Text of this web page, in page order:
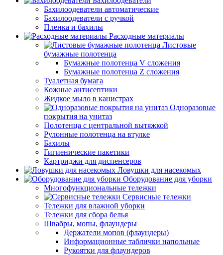
Бахилоодеватели автоматические
Бахилоодеватели с ручкой
Пленка и бахилы
Расходные материалы
Листовые
бумажные полотенца
Бумажные полотенца V сложения
Бумажные полотенца Z сложения
Туалетная бумага
Кожные антисептики
Жидкое мыло в канистрах
Одноразовые
покрытия на унитаз
Полотенца с центральной вытяжкой
Рулонные полотенца на втулке
Бахилы
Гигиенические пакетики
Картриджи для диспенсеров
Ловушки для насекомых
Оборудование для уборки
Многофункциональные тележки
Сервисные тележки
Тележки для влажной уборки
Тележки для сбора белья
Швабры, мопы, флаундеры
Держатели мопов (флаундеры)
Информационные таблички напольные
Рукоятки для флаундеров